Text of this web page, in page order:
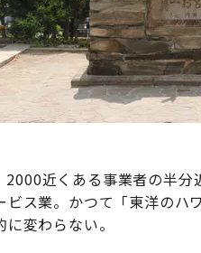
近くある事業者の半分
ス業。かつて「東洋のハ
変わらない。